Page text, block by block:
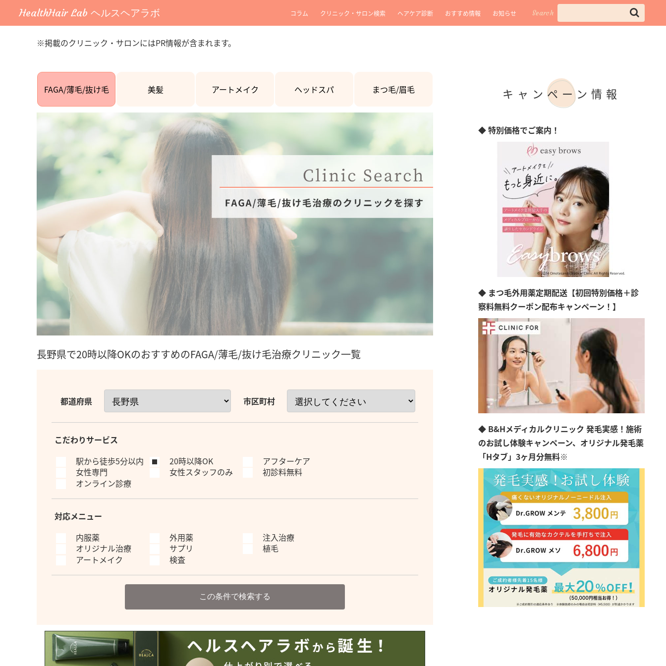
HealthHair Lab ヘルスヘアラボ コラム クリニック・サロン検索 ヘアケア診断 おすすめ情報 お知らせ Search
※掲載のクリニック・サロンにはPR情報が含まれます。
FAGA/薄毛/抜け毛 美髪 アートメイク ヘッドスパ まつ毛/眉毛
長野県で20時以降OKのおすすめのFAGA/薄毛/抜け毛治療クリニック一覧
都道府県 市区町村
こだわりサービス
駅から徒歩5分以内
20時以降OK
アフターケア
女性専門
女性スタッフのみ
初診料無料
オンライン診療
対応メニュー
内服薬
外用薬
注入治療
オリジナル治療
サプリ
植毛
アートメイク
検査
この条件で検索する
キャンペーン情報
◆ 特別価格でご案内！
◆ まつ毛外用薬定期配送【初回特別価格＋診
察料無料クーポン配布キャンペーン！】
◆ B&Hメディカルクリニック 発毛実感！施術
のお試し体験キャンペーン、オリジナル発毛薬
「Hタブ」3ヶ月分無料※